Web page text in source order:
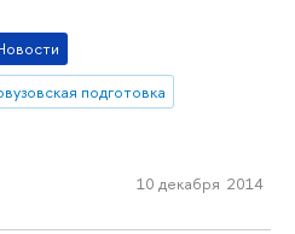
подготовка
10 декабря 2014